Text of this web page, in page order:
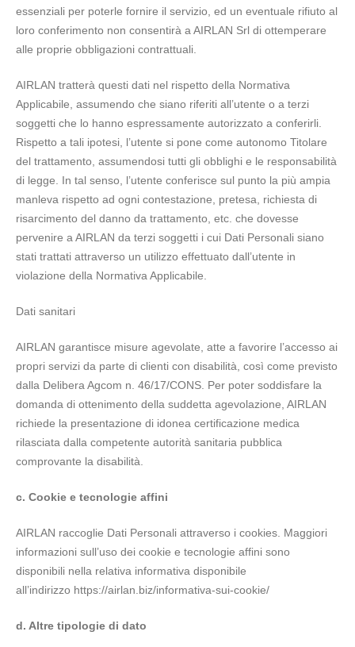
essenziali per poterle fornire il servizio, ed un eventuale rifiuto al
loro conferimento non consentirà a AIRLAN Srl di ottemperare
alle proprie obbligazioni contrattuali.
AIRLAN tratterà questi dati nel rispetto della Normativa
Applicabile, assumendo che siano riferiti all’utente o a terzi
soggetti che lo hanno espressamente autorizzato a conferirli.
Rispetto a tali ipotesi, l’utente si pone come autonomo Titolare
del trattamento, assumendosi tutti gli obblighi e le responsabilità
di legge. In tal senso, l’utente conferisce sul punto la più ampia
manleva rispetto ad ogni contestazione, pretesa, richiesta di
risarcimento del danno da trattamento, etc. che dovesse
pervenire a AIRLAN da terzi soggetti i cui Dati Personali siano
stati trattati attraverso un utilizzo effettuato dall’utente in
violazione della Normativa Applicabile.
Dati sanitari
AIRLAN garantisce misure agevolate, atte a favorire l’accesso ai
propri servizi da parte di clienti con disabilità, così come previsto
dalla Delibera Agcom n. 46/17/CONS. Per poter soddisfare la
domanda di ottenimento della suddetta agevolazione, AIRLAN
richiede la presentazione di idonea certificazione medica
rilasciata dalla competente autorità sanitaria pubblica
comprovante la disabilità.
c. Cookie e tecnologie affini
AIRLAN raccoglie Dati Personali attraverso i cookies. Maggiori
informazioni sull’uso dei cookie e tecnologie affini sono
disponibili nella relativa informativa disponibile
all’indirizzo https://airlan.biz/informativa-sui-cookie/
d. Altre tipologie di dato